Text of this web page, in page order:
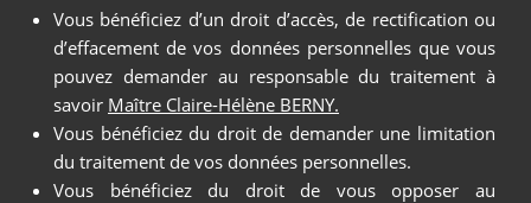
Vous bénéficiez d’un droit d’accès, de rectification ou
d’effacement de vos données personnelles que vous
pouvez demander au responsable du traitement à
savoir Maître Claire-Hélène BERNY.
Vous bénéficiez du droit de demander une limitation
du traitement de vos données personnelles.
Vous bénéficiez du droit de vous opposer au